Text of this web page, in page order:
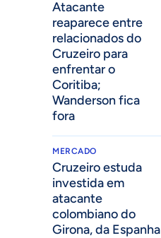
Atacante
reaparece entre
relacionados do
Cruzeiro para
enfrentar o
Coritiba;
Wanderson fica
fora
MERCADO
Cruzeiro estuda
investida em
atacante
colombiano do
Girona, da Espanha